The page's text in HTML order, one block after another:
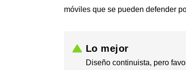
móviles que se pueden defender
Lo mejor
Diseño continuista, pero